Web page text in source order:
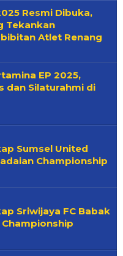
Resmi Dibuka,
Tekankan
Atlet Renang
EP 2025,
dan Silaturahmi di
Sumsel United
Championship
Sriwijaya FC Babak